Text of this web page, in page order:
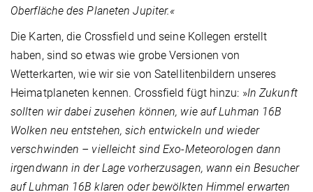
Oberfläche des Planeten Jupiter.«
Die Karten, die Crossfield und seine Kollegen erstellt
haben, sind so etwas wie grobe Versionen von
Wetterkarten, wie wir sie von Satellitenbildern unseres
Heimatplaneten kennen. Crossfield fügt hinzu: »In Zukunft
sollten wir dabei zusehen können, wie auf Luhman 16B
Wolken neu entstehen, sich entwickeln und wieder
verschwinden – vielleicht sind Exo-Meteorologen dann
irgendwann in der Lage vorherzusagen, wann ein Besucher
auf Luhman 16B klaren oder bewölkten Himmel erwarten